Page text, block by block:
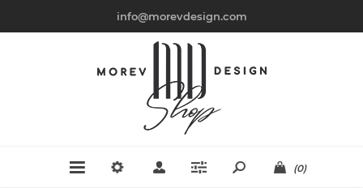
info@morevdesign.com
(0)